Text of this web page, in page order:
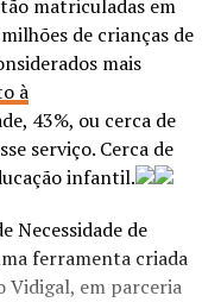
matriculadas em
de crianças de
mais
à
43%, ou cerca de
serviço. Cerca de
infantil.
Necessidade de
ferramenta criada
Vidigal, em parceria